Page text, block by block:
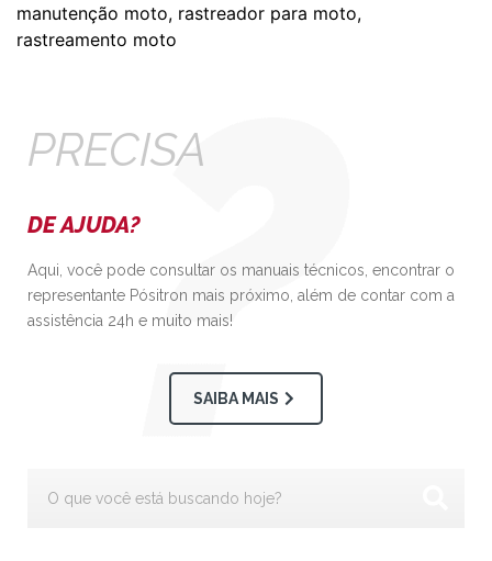
manutenção moto, rastreador para moto,
rastreamento moto
PRECISA
DE AJUDA?
Aqui, você pode consultar os manuais técnicos, encontrar o
representante Pósitron mais próximo, além de contar com a
assistência 24h e muito mais!
SAIBA MAIS